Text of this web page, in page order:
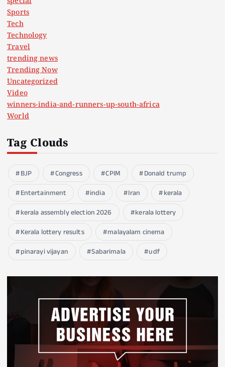
Sports
Tech
Technology
Travel
trending news
Trending Now
Uncategorized
Video
winners-india-and-runners-up-south-africa
World
Tag Clouds
BJP Congress CPIM
Donald trump
Entertainment
india Iran
kerala
kerala assembly election 2026
kerala lottery
Kerala lottery results
malayalam cinema
pinarayi vijayan
Sabarimala udf